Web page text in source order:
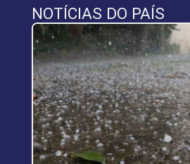
NOTÍCIAS DO PAÍS